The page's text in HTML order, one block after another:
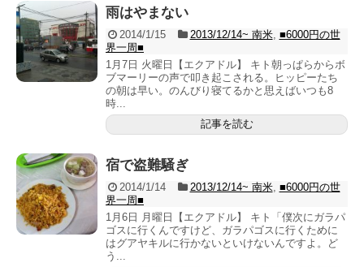
雨はやまない
2014/1/15 2013/12/14~ 南米, ■6000円の世
界一周■
1月7日 火曜日【エクアドル】 キト朝っぱらからボ
ブマーリーの声で叩き起こされる。ヒッピーたち
の朝は早い。のんびり寝てるかと思えばいつも8
時...
記事を読む
宿で盗難騒ぎ
2014/1/14 2013/12/14~ 南米, ■6000円の世
界一周■
1月6日 月曜日【エクアドル】 キト「僕次にガラパ
ゴスに行くんですけど、ガラパゴスに行くために
はグアヤキルに行かないといけないんですよ。ど
う...